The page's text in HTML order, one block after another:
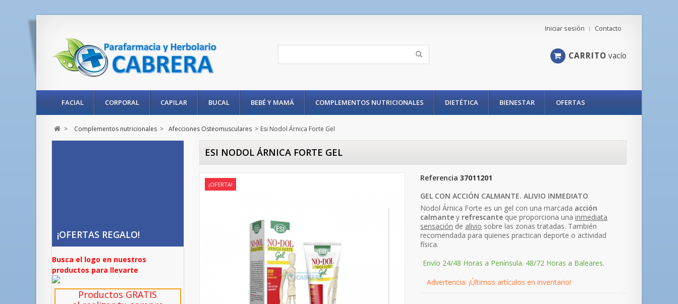
Contacto
Iniciar sesión
CARRITO vacío
FACIAL CORPORAL CAPILAR BUCAL BEBÉ Y MAMÁ COMPLEMENTOS NUTRICIONALES DIETÉTICA BIENESTAR OFERTAS
> Complementos nutricionales > Afecciones Osteomusculares > Esi Nodol Árnica Forte Gel
¡OFERTAS REGALO!
Busca el logo en nuestros
productos para llevarte
Productos GRATIS
ESI NODOL ÁRNICA FORTE GEL
¡OFERTA!
Referencia 37011201
GEL CON ACCIÓN CALMANTE. ALIVIO INMEDIATO
Nodol Árnica Forte es un gel con una marcada acción
calmante y refrescante que proporciona unainmediata
sensación de alivio sobre las zonas tratadas. También
recomendada para quienes practican deporte o actividad
física.
Envío 24/48 Horas a Península. 48/72 Horas a Baleares.
Advertencia: ¡Últimos artículos en inventario!